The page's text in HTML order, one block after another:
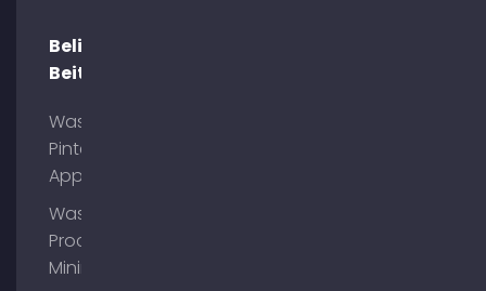
Beliebte
Beiträge
Was ist
Pinterest
App?
Was ist
Process
Mining?